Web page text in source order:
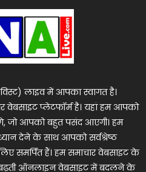
लाइव में आपका स्वागत है।
प्लेटफॉर्म है। यहां हम आपको
जो आपको बहुत पसंद आएगी। हम
देने के साथ आपको सर्वश्रेष्ठ
समर्पित हैं। हम समाचार वेबसाइट के
ऑनलाइन वेबसाइट में बदलने के